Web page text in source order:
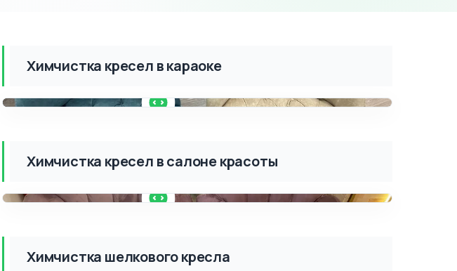
Химчистка кресел в караоке
Химчистка кресел в салоне красоты
Химчистка шелкового кресла